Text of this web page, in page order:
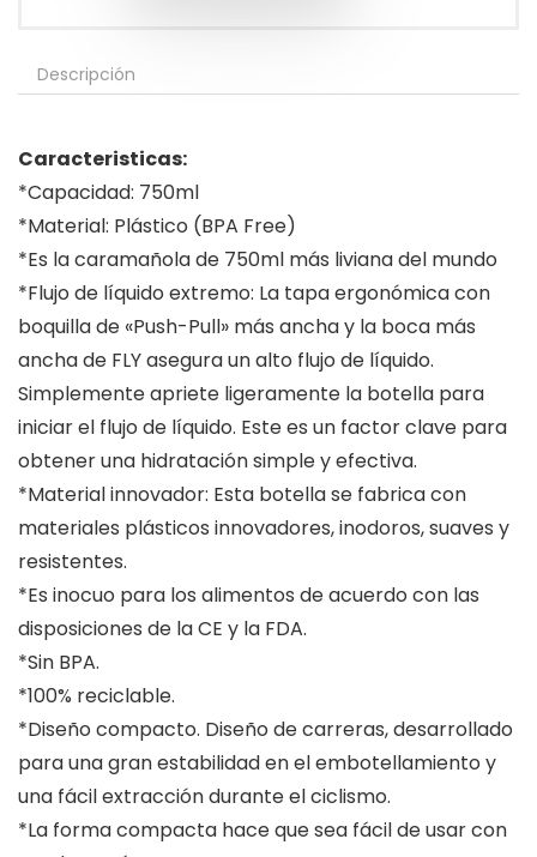
Descripción
Caracteristicas:
*Capacidad: 750ml
*Material: Plástico (BPA Free)
*Es la caramañola de 750ml más liviana del mundo
*Flujo de líquido extremo: La tapa ergonómica con
boquilla de «Push-Pull» más ancha y la boca más
ancha de FLY asegura un alto flujo de líquido.
Simplemente apriete ligeramente la botella para
iniciar el flujo de líquido. Este es un factor clave para
obtener una hidratación simple y efectiva.
*Material innovador: Esta botella se fabrica con
materiales plásticos innovadores, inodoros, suaves y
resistentes.
*Es inocuo para los alimentos de acuerdo con las
disposiciones de la CE y la FDA.
*Sin BPA.
*100% reciclable.
*Diseño compacto. Diseño de carreras, desarrollado
para una gran estabilidad en el embotellamiento y
una fácil extracción durante el ciclismo.
*La forma compacta hace que sea fácil de usar con